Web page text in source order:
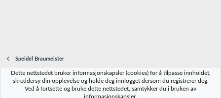
Speidel Braumeister
Norbrygg-default
Vilkår og regler Personvernregler
Dette nettstedet bruker informasjonskapsler (cookies) for å tilpasse innholdet,
skreddersy din opplevelse og holde deg innlogget dersom du registrerer deg.
Ved å fortsette og bruke dette nettstedet, samtykker du i bruken av
informasjonskapsler.